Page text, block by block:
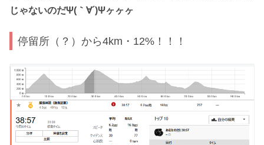
じゃないのだΨ(｀∀´)Ψヶヶヶ
停留所（？）から4km・12%！！！